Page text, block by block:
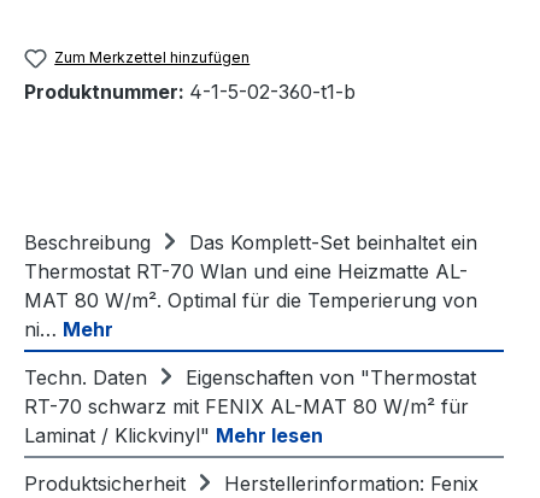
Zum Merkzettel hinzufügen
Produktnummer: 4-1-5-02-360-t1-b
Beschreibung
Das Komplett-Set beinhaltet ein
Thermostat RT-70 Wlan und eine Heizmatte AL-
MAT 80 W/m². Optimal für die Temperierung von
ni… Mehr
Techn. Daten
Eigenschaften von "Thermostat
RT-70 schwarz mit FENIX AL-MAT 80 W/m² für
Laminat / Klickvinyl" Mehr lesen
Produktsicherheit
Herstellerinformation: Fenix